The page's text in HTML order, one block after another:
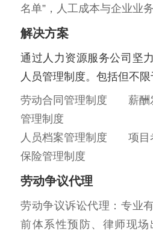
名单”，人工成本与企业业
解决方案
通过人力资源服务公司坚
人员管理制度。包括但不限
劳动合同管理制度 薪
管理制度
人员档案管理制度 项
保险管理制度
劳动争议代理
劳动争议诉讼代理：专业
前体系性预防、律师现场